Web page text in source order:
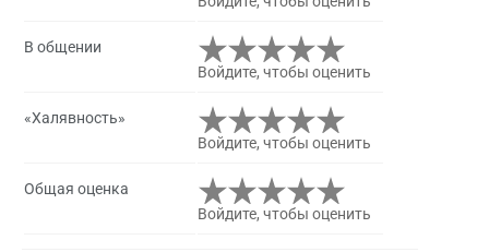
В общении
Войдите, чтобы оценить
«Халявность»
Войдите, чтобы оценить
Общая оценка
Войдите, чтобы оценить